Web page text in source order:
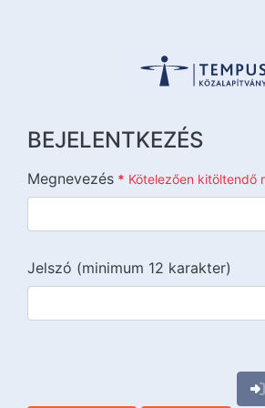
BEJELENTKEZÉS
Megnevezés * Kötelezően kitöltendő
Jelszó (minimum 12 karakter)